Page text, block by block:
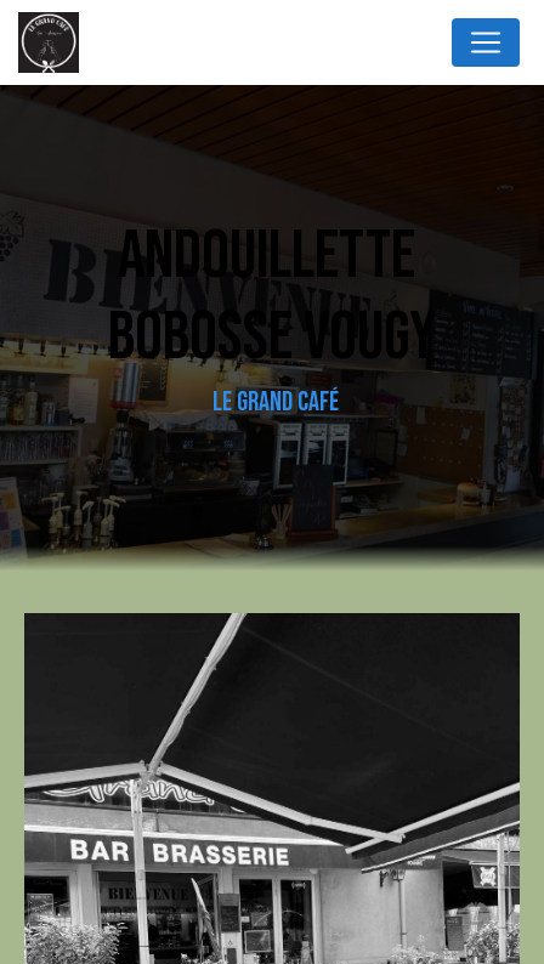
ANDOUILLETTE
BOBOSSE VOUGY
LE GRAND CAFÉ
Panneau de gestion des cookies